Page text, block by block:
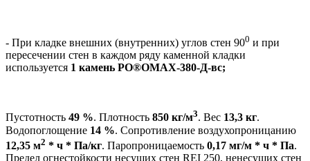
- При кладке внешних (внутренних) углов стен 900 и при
пересечении стен в каждом ряду каменной кладки
используется 1 камень PO®OMAX-380-Д-вс;
Пустотность 49 %. Плотность 850 кг/м3. Вес 13,3 кг.
Водопоглощение 14 %. Сопротивление воздухопроницанию
12,35 м2 * ч * Па/кг. Паропроницаемость 0,17 мг/м * ч * Па.
Предел огнестойкости несущих стен REI 250, ненесущих стен